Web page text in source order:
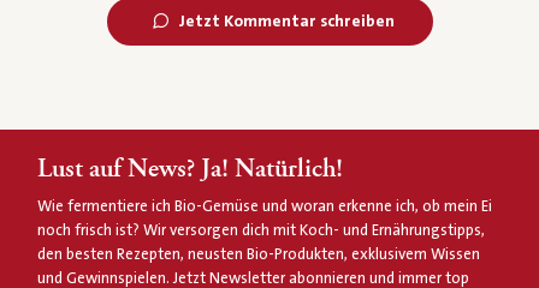
Jetzt Kommentar schreiben
Lust auf News? Ja! Natürlich!
Wie fermentiere ich Bio-Gemüse und woran erkenne ich, ob mein Ei
noch frisch ist? Wir versorgen dich mit Koch- und Ernährungstipps,
den besten Rezepten, neusten Bio-Produkten, exklusivem Wissen
und Gewinnspielen. Jetzt Newsletter abonnieren und immer top